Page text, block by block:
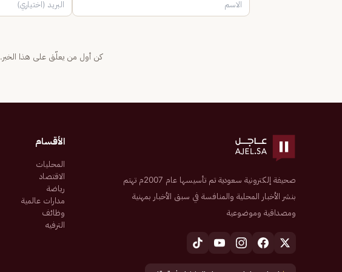
كن أول من يعلّق على هذا الخبر.
صحيفة إلكترونية سعودية تم تأسيسها عام 2007م تهتم
بنشر الأخبار المحلية والمنافسة في سبق الأخبار بمهنية
ومصداقية وموضوعية
الأقسام
المحليات
الاقتصاد
رياضة
مدارات عالمية
وظائف
الترفيه